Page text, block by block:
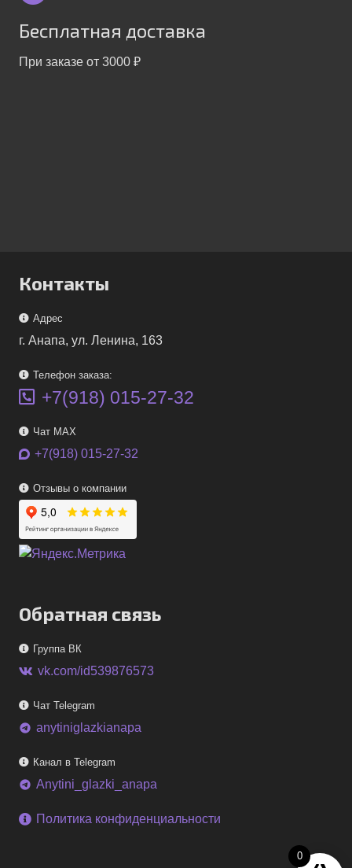
0
Бесплатная доставка
При заказе от 3000 ₽
Контакты
Адрес
г. Анапа, ул. Ленина, 163
Телефон заказа:
+7(918) 015-27-32
Чат MAX
+7(918) 015-27-32
Отзывы о компании
Обратная связь
Группа ВК
vk.com/id539876573
Чат Telegram
telegram anytiniglazkianapa
Канал в Telegram
telegram Anytini_glazki_anapa
Политика конфиденциальности